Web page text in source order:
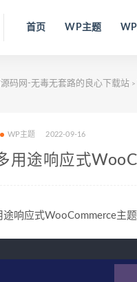
首页 WP主题
码网-无毒无套路的良心下载站 >
WP主题 2022-09-16
用途响应式
途响应式WooCommerce主题